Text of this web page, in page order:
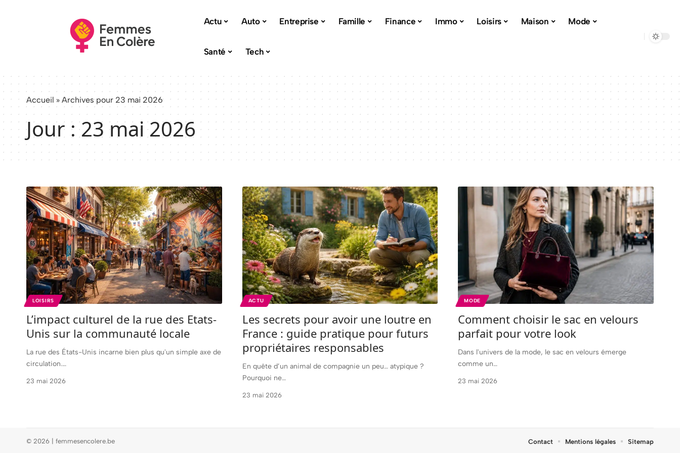
Actu Auto Entreprise Famille Finance Immo Loisirs Maison Mode
Santé Tech
Accueil » Archives pour 23 mai 2026
Jour :23 mai 2026
LOISIRS
L’impact culturel de la rue des Etats-
Unis sur la communauté locale
La rue des États-Unis incarne bien plus qu'un simple axe de
circulation.…
23 mai 2026
ACTU
Les secrets pour avoir une loutre en
France : guide pratique pour futurs
propriétaires responsables
En quête d’un animal de compagnie un peu… atypique ?
Pourquoi ne…
23 mai 2026
MODE
Comment choisir le sac en velours
parfait pour votre look
Dans l'univers de la mode, le sac en velours émerge
comme un…
23 mai 2026
© 2026 | femmesencolere.be Contact Mentions légales Sitemap